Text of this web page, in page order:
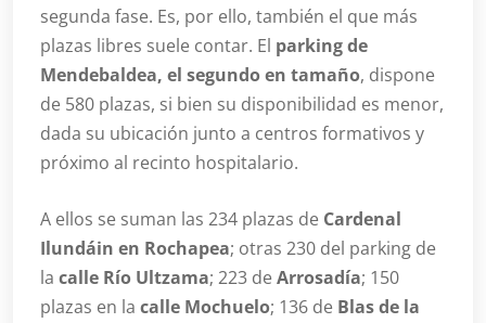
segunda fase. Es, por ello, también el que más
plazas libres suele contar. El parking de
Mendebaldea, el segundo en tamaño, dispone
de 580 plazas, si bien su disponibilidad es menor,
dada su ubicación junto a centros formativos y
próximo al recinto hospitalario.
A ellos se suman las 234 plazas de Cardenal
Ilundáin en Rochapea; otras 230 del parking de
la calle Río Ultzama; 223 de Arrosadía; 150
plazas en la calle Mochuelo; 136 de Blas de la